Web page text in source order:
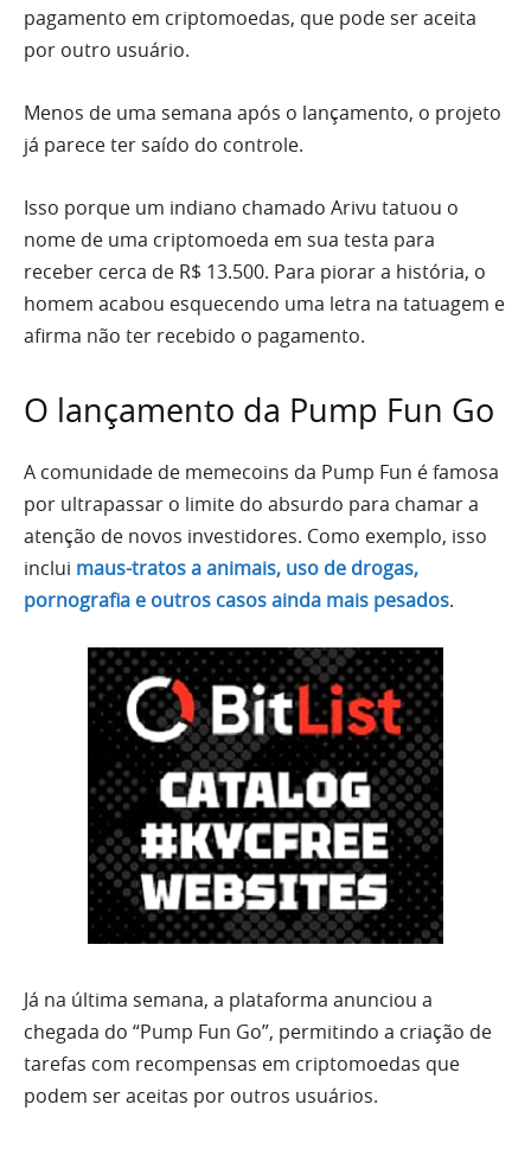
pagamento em criptomoedas, que pode ser aceita
por outro usuário.
Menos de uma semana após o lançamento, o projeto
já parece ter saído do controle.
Isso porque um indiano chamado Arivu tatuou o
nome de uma criptomoeda em sua testa para
receber cerca de R$ 13.500. Para piorar a história, o
homem acabou esquecendo uma letra na tatuagem e
afirma não ter recebido o pagamento.
O lançamento da Pump Fun Go
A comunidade de memecoins da Pump Fun é famosa
por ultrapassar o limite do absurdo para chamar a
atenção de novos investidores. Como exemplo, isso
inclui maus-tratos a animais, uso de drogas,
pornografia e outros casos ainda mais pesados.
Já na última semana, a plataforma anunciou a
chegada do “Pump Fun Go”, permitindo a criação de
tarefas com recompensas em criptomoedas que
podem ser aceitas por outros usuários.